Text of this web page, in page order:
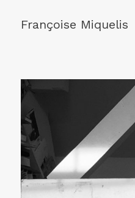
Françoise Miquelis